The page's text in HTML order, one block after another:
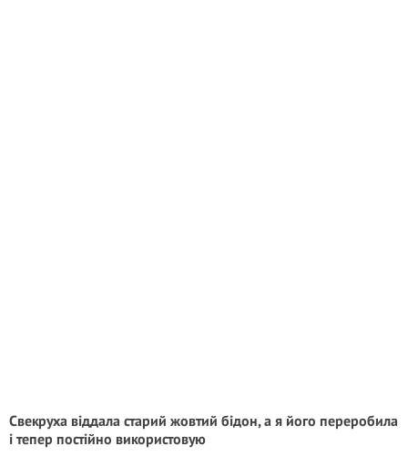
Свекруха віддала старий жовтий бідон, а я його переробила
і тепер постійно використовую